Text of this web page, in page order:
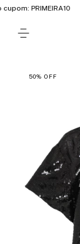
PRIMEIRA10
50% OFF